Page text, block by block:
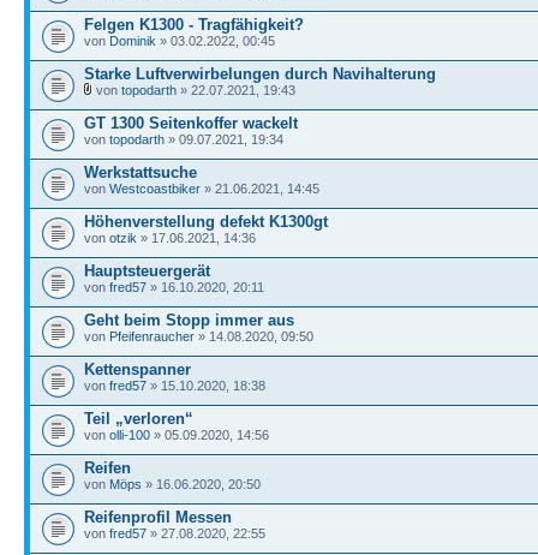
Felgen K1300 - Tragfähigkeit?
von Dominik » 03.02.2022, 00:45
Starke Luftverwirbelungen durch Navihalterung
von topodarth » 22.07.2021, 19:43
GT 1300 Seitenkoffer wackelt
von topodarth » 09.07.2021, 19:34
Werkstattsuche
von Westcoastbiker » 21.06.2021, 14:45
Höhenverstellung defekt K1300gt
von otzik » 17.06.2021, 14:36
Hauptsteuergerät
von fred57 » 16.10.2020, 20:11
Geht beim Stopp immer aus
von Pfeifenraucher » 14.08.2020, 09:50
Kettenspanner
von fred57 » 15.10.2020, 18:38
Teil „verloren“
von olli-100 » 05.09.2020, 14:56
Reifen
von Möps » 16.06.2020, 20:50
Reifenprofil Messen
von fred57 » 27.08.2020, 22:55